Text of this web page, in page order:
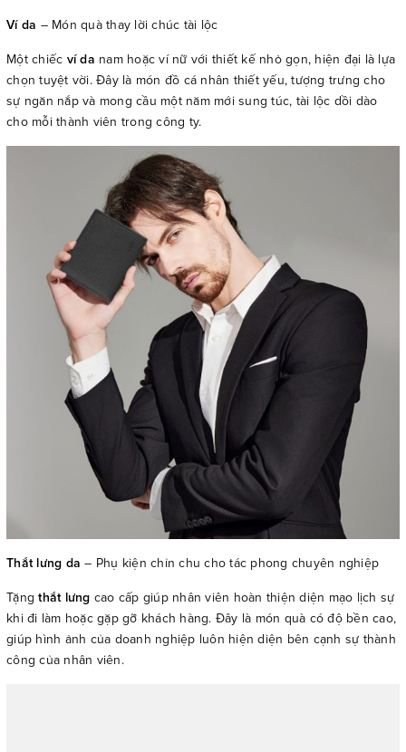
Ví da – Món quà thay lời chúc tài lộc
Một chiếc ví da nam hoặc ví nữ với thiết kế nhỏ gọn, hiện đại là lựa
chọn tuyệt vời. Đây là món đồ cá nhân thiết yếu, tượng trưng cho
sự ngăn nắp và mong cầu một năm mới sung túc, tài lộc dồi dào
cho mỗi thành viên trong công ty.
Thắt lưng da – Phụ kiện chỉn chu cho tác phong chuyên nghiệp
Tặngthắt lưng cao cấp giúp nhân viên hoàn thiện diện mạo lịch sự
khi đi làm hoặc gặp gỡ khách hàng. Đây là món quà có độ bền cao,
giúp hình ảnh của doanh nghiệp luôn hiện diện bên cạnh sự thành
công của nhân viên.